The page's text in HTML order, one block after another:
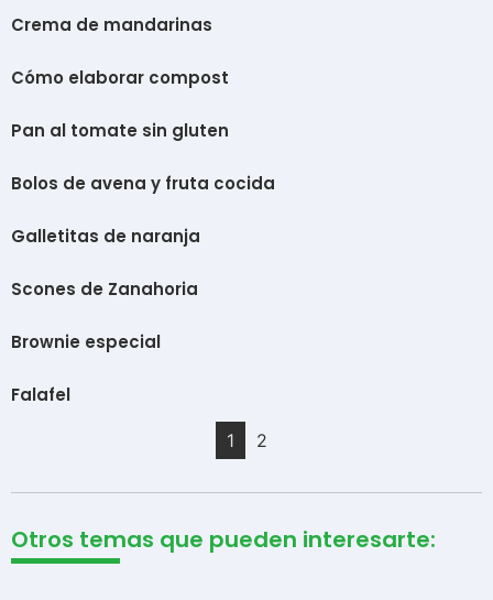
Crema de mandarinas
Cómo elaborar compost
Pan al tomate sin gluten
Bolos de avena y fruta cocida
Galletitas de naranja
Scones de Zanahoria
Brownie especial
Falafel
1 2
Otros temas que pueden interesarte: